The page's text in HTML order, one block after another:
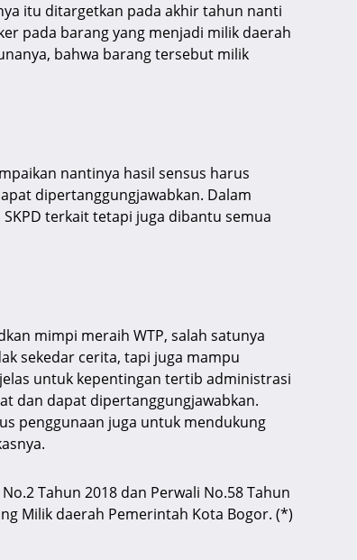
itu ditargetkan pada akhir tahun nanti
pada barang yang menjadi milik daerah
bahwa barang tersebut milik
nantinya hasil sensus harus
dipertanggungjawabkan. Dalam
terkait tetapi juga dibantu semua
mimpi meraih WTP, salah satunya
sekedar cerita, tapi juga mampu
untuk kepentingan tertib administrasi
dan dapat dipertanggungjawabkan.
penggunaan juga untuk mendukung
Tahun 2018 dan Perwali No.58 Tahun
Milik daerah Pemerintah Kota Bogor. (*)